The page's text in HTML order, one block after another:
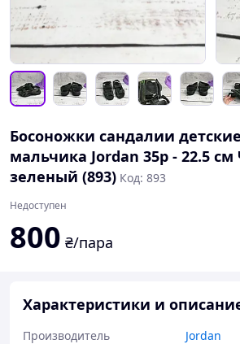
Босоножки сандалии
мальчика Jordan 35р - 22.5 см
зеленый (893) Код: 893
Недоступен
800 ₴/пара
Характеристики и
Производитель
Jordan